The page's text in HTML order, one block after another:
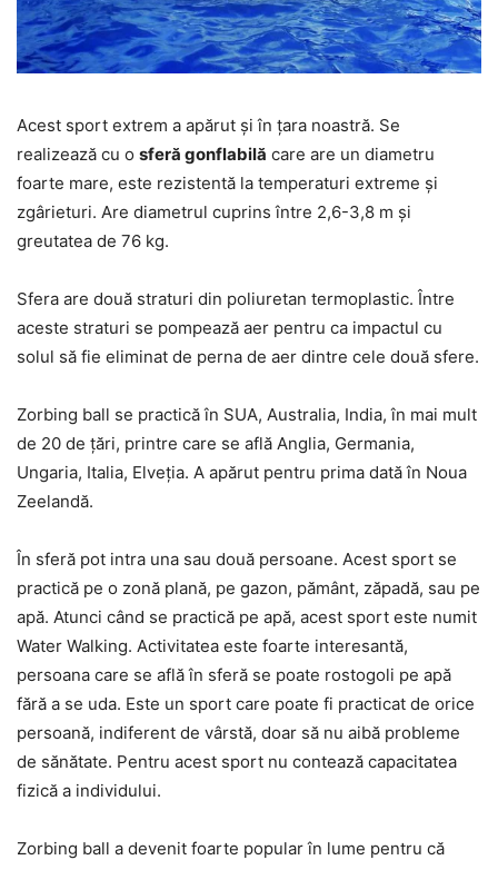
Acest sport extrem a apărut și în țara noastră. Se
realizează cu o sferă gonflabilă care are un diametru
foarte mare, este rezistentă la temperaturi extreme și
zgârieturi. Are diametrul cuprins între 2,6-3,8 m și
greutatea de 76 kg.
Sfera are două straturi din poliuretan termoplastic. Între
aceste straturi se pompează aer pentru ca impactul cu
solul să fie eliminat de perna de aer dintre cele două sfere.
Zorbing ball se practică în SUA, Australia, India, în mai mult
de 20 de țări, printre care se află Anglia, Germania,
Ungaria, Italia, Elveția. A apărut pentru prima dată în Noua
Zeelandă.
În sferă pot intra una sau două persoane. Acest sport se
practică pe o zonă plană, pe gazon, pământ, zăpadă, sau pe
apă. Atunci când se practică pe apă, acest sport este numit
Water Walking. Activitatea este foarte interesantă,
persoana care se află în sferă se poate rostogoli pe apă
fără a se uda. Este un sport care poate fi practicat de orice
persoană, indiferent de vârstă, doar să nu aibă probleme
de sănătate. Pentru acest sport nu contează capacitatea
fizică a individului.
Zorbing ball a devenit foarte popular în lume pentru că